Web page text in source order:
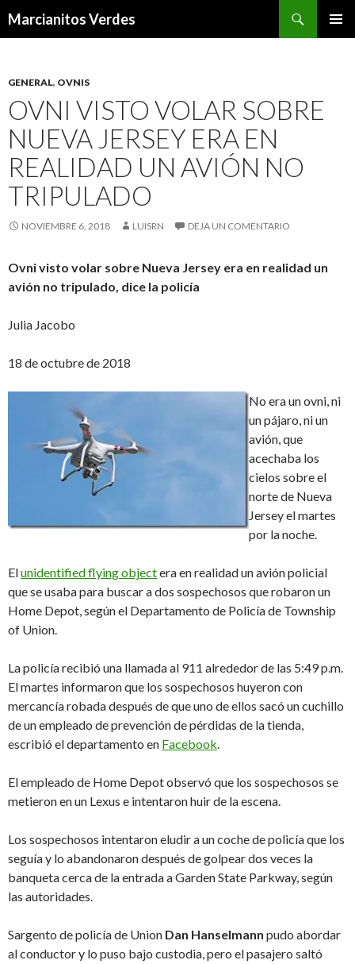
Marcianitos Verdes
GENERAL, OVNIS
OVNI VISTO VOLAR SOBRE
NUEVA JERSEY ERA EN
REALIDAD UN AVIÓN NO
TRIPULADO
NOVIEMBRE 6, 2018 LUISRN DEJA UN COMENTARIO
Ovni visto volar sobre Nueva Jersey era en realidad un
avión no tripulado, dice la policía
Julia Jacobo
18 de octubre de 2018
No era un ovni, ni
un pájaro, ni un
avión, que
acechaba los
cielos sobre el
norte de Nueva
Jersey el martes
por la noche.
Elunidentified flying objectera en realidad un avión policial
que se usaba para buscar a dos sospechosos que robaron un
Home Depot, según el Departamento de Policía de Township
of Union.
La policía recibió una llamada al 911 alrededor de las 5:49 p.m.
El martes informaron que los sospechosos huyeron con
mercancía robada después de que uno de ellos sacó un cuchillo
de un empleado de prevención de pérdidas de la tienda,
escribió el departamento en Facebook.
El empleado de Home Depot observó que los sospechosos se
metieron en un Lexus e intentaron huir de la escena.
Los sospechosos intentaron eludir a un coche de policía que los
seguía y lo abandonaron después de golpear dos veces la
banqueta cerca de la entrada a Garden State Parkway, según
las autoridades.
Sargento de policía de Union Dan Hanselmann pudo abordar
al conductor y lo puso bajo custodia, pero el pasajero saltó